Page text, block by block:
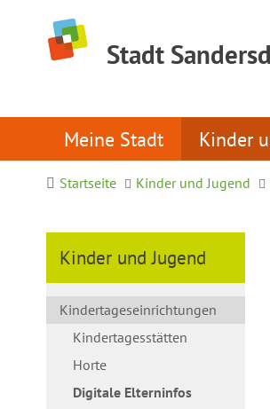
Stadt
Meine Stadt Kinder
Startseite Kinder und Jugend
Kinder und Jugend
Kindertageseinrichtungen
Kindertagesstätten
Horte
Digitale Elterninfos